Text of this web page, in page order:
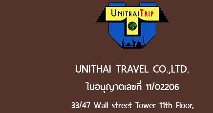
UNITHAI TRAVEL CO.,LTD.
ใบอนุญาตเลขที่ 11/02206
33/47 Wall street Tower 11th Floor,